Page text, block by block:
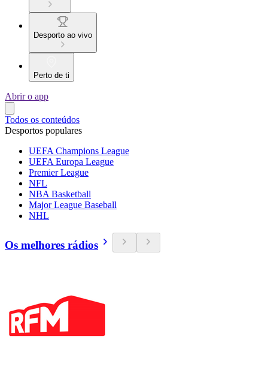
Desporto ao vivo
Perto de ti
Abrir o app
Todos os conteúdos
Desportos populares
UEFA Champions League
UEFA Europa League
Premier League
NFL
NBA Basketball
Major League Baseball
NHL
Os melhores rádios